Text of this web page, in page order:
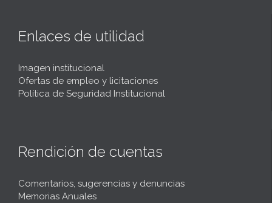
Enlaces de utilidad
Imagen institucional
Ofertas de empleo y licitaciones
Política de Seguridad Institucional
Rendición de cuentas
Comentarios, sugerencias y denuncias
Memorias Anuales